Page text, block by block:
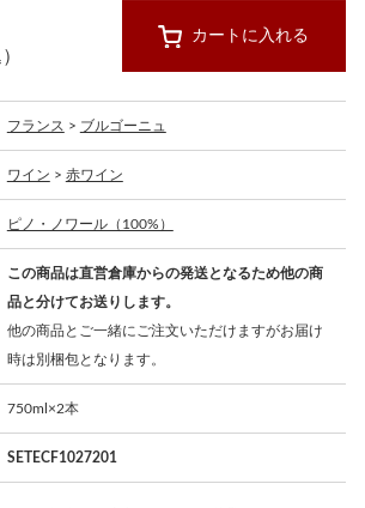
カートに入れる
フランス > ブルゴーニュ
ワイン > 赤ワイン
ピノ・ノワール（100%）
この商品は直営倉庫からの発送となるため他の商
品と分けてお送りします。
他の商品とご一緒にご注文いただけますがお届け
時は別梱包となります。
750ml×2本
SETECF1027201